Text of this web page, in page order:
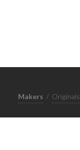
Makers / Originals